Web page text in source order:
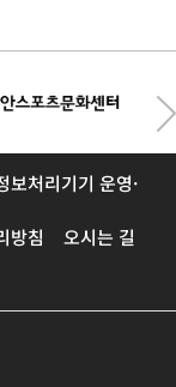
보처리기기 운영·
방침 오시는 길